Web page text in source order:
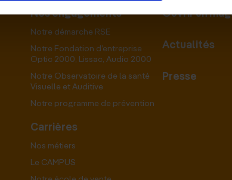
Nos engagements
Notre démarche RSE
Notre Fondation d’entreprise
Optic 2000, Lissac, Audio 2000
Notre Observatoire de la santé
Visuelle et Auditive
Notre programme de prévention
Carrières
Nos métiers
Le CAMPUS
Ouvrir un
Actualités
Presse